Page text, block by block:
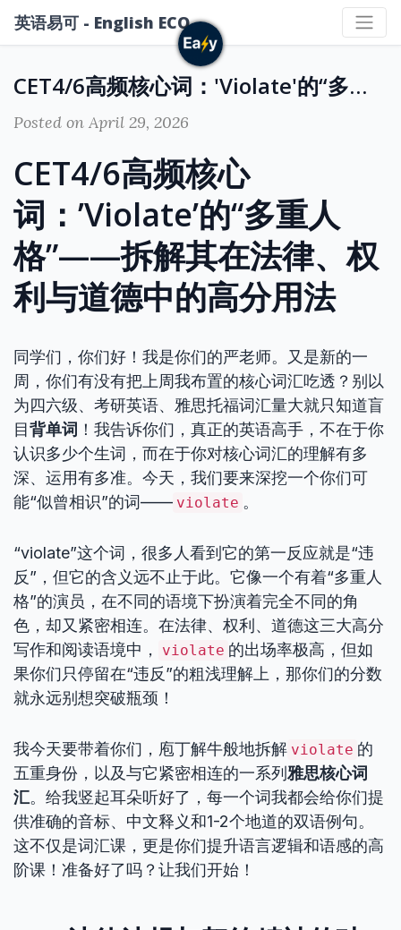
英语易可 - English ECO
CET4/6高频核心词：'Violate'的“多重人格”——拆解其在法律、权利与道德中的高分用法
Posted on April 29, 2026
CET4/6高频核心
词：’Violate’的“多重人
格”——拆解其在法律、权
利与道德中的高分用法
同学们，你们好！我是你们的严老师。又是新的一
周，你们有没有把上周我布置的核心词汇吃透？别以
为四六级、考研英语、雅思托福词汇量大就只知道盲
目背单词 ！我告诉你们，真正的英语高手，不在于你
认识多少个生词，而在于你对核心词汇的理解有多
深、运用有多准。今天，我们要来深挖一个你们可
能“似曾相识”的词—— violate 。
“violate”这个词，很多人看到它的第一反应就是“违
反”，但它的含义远不止于此。它像一个有着“多重人
格”的演员，在不同的语境下扮演着完全不同的角
色，却又紧密相连。在法律、权利、道德这三大高分
写作和阅读语境中，
violate 的出场率极高，但如
果你们只停留在“违反”的粗浅理解上，那你们的分数
就永远别想突破瓶颈！
我今天要带着你们，庖丁解牛般地拆解 violate 的
五重身份，以及与它紧密相连的一系列 雅思核心词
汇。给我竖起耳朵听好了，每一个词我都会给你们提
供准确的音标、中文释义和1-2个地道的双语例句。
这不仅是词汇课，更是你们提升语言逻辑和语感的高
阶课！准备好了吗？让我们开始！